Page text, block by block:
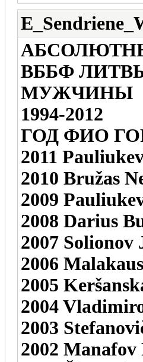
ВББФ
МУЖЧИНЫ
1994-2012
ГОД ФИО
2011
2010 Bružas
2009
2008 Darius
2007
2006
2005
2004
2003
2002